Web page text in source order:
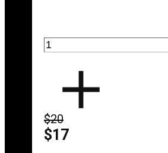
$20
$17